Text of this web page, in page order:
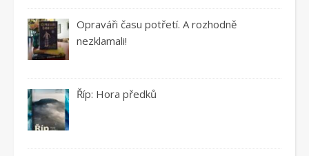
Opraváři času potřetí. A rozhodně
nezklamali!
Říp: Hora předků